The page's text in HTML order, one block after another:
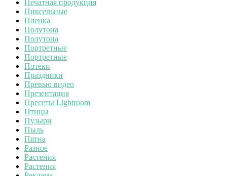
Печатная продукция
Пиксельные
Пленка
Полутона
Полутона
Портретные
Портретные
Потеки
Праздники
Превью видео
Презентация
Пресеты Lightroom
Птицы
Пузыри
Пыль
Пятна
Разное
Растения
Растения